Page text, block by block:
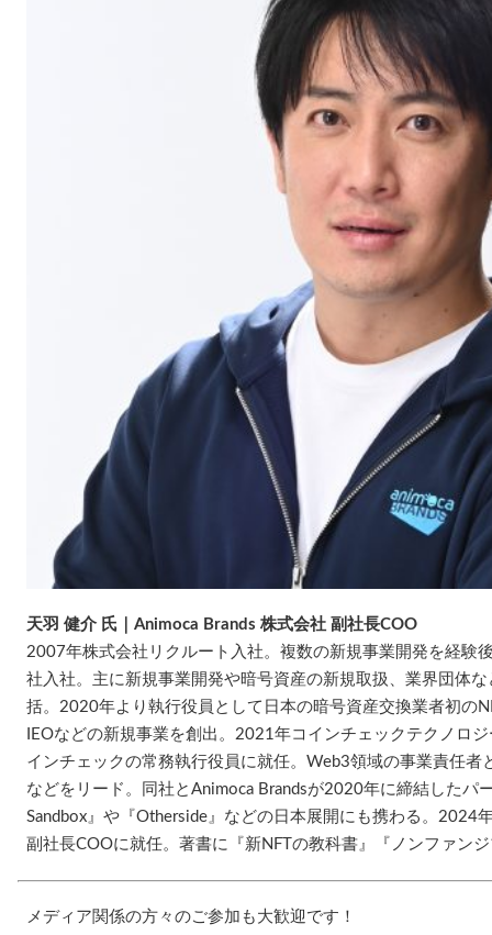
天羽 健介 氏｜Animoca Brands 株式会社 副社長COO
2007年株式会社リクルート入社。複数の新規事業開発を経験
社入社。主に新規事業開発や暗号資産の新規取扱、業界団体
括。2020年より執行役員として日本の暗号資産交換業者初の
IEOなどの新規事業を創出。2021年コインチェックテクノロ
インチェックの常務執行役員に就任。Web3領域の事業責任者
などをリード。同社とAnimoca Brandsが2020年に締結したパ
Sandbox』や『Otherside』などの日本展開にも携わる。2024
副社長COOに就任。著書に『新NFTの教科書』『ノンファン
メディア関係の方々のご参加も大歓迎です！